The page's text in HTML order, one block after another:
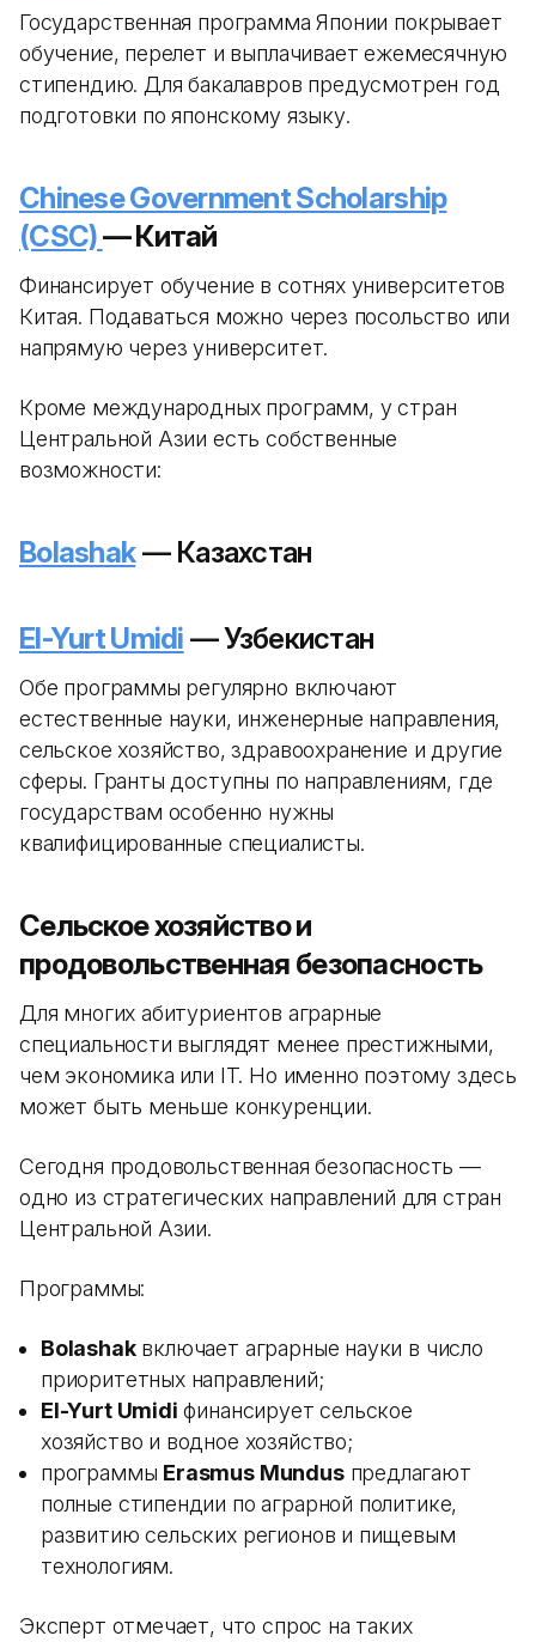
Государственная программа Японии покрывает
обучение, перелет и выплачивает ежемесячную
стипендию. Для бакалавров предусмотрен год
подготовки по японскому языку.
Chinese Government Scholarship
(CSC)— Китай
Финансирует обучение в сотнях университетов
Китая. Подаваться можно через посольство или
напрямую через университет.
Кроме международных программ, у стран
Центральной Азии есть собственные
возможности:
Bolashak— Казахстан
El-Yurt Umidi — Узбекистан
Обе программы регулярно включают
естественные науки, инженерные направления,
сельское хозяйство, здравоохранение и другие
сферы. Гранты доступны по направлениям, где
государствам особенно нужны
квалифицированные специалисты.
Сельское хозяйство и
продовольственная безопасность
Для многих абитуриентов аграрные
специальности выглядят менее престижными,
чем экономика или IT. Но именно поэтому здесь
может быть меньше конкуренции.
Сегодня продовольственная безопасность —
одно из стратегических направлений для стран
Центральной Азии.
Программы:
Bolashakвключает аграрные науки в число
приоритетных направлений;
El-Yurt Umidi финансирует сельское
хозяйство и водное хозяйство;
программы Erasmus Mundusпредлагают
полные стипендии по аграрной политике,
развитию сельских регионов и пищевым
технологиям.
Эксперт отмечает, что спрос на таких